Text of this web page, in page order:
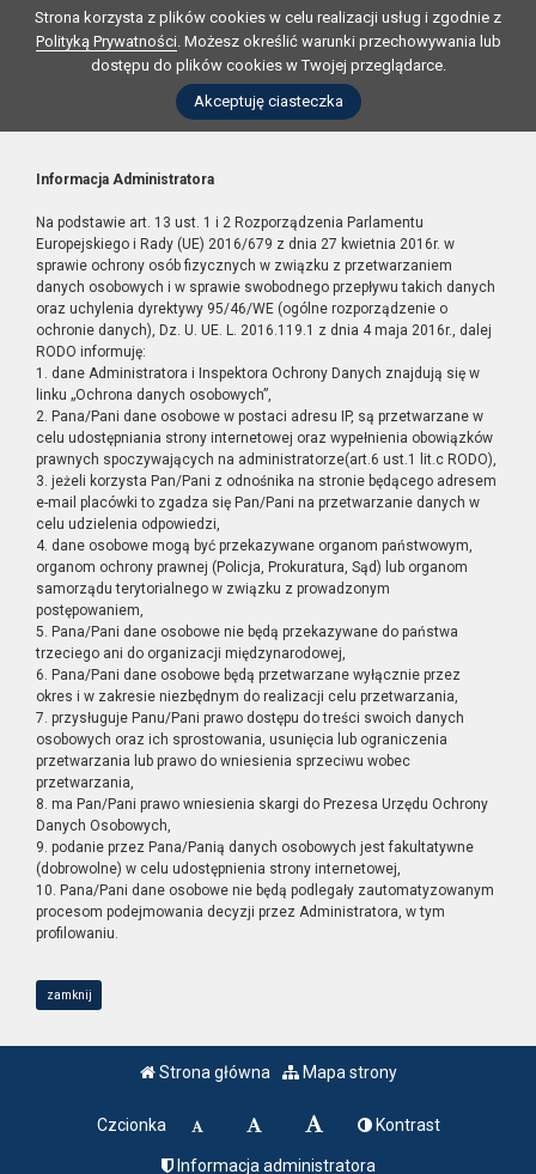
Strona korzysta z plików cookies w celu realizacji usług i zgodnie z
Polityką Prywatności. Możesz określić warunki przechowywania lub
dostępu do plików cookies w Twojej przeglądarce.
Akceptuję ciasteczka
Informacja Administratora
Na podstawie art. 13 ust. 1 i 2 Rozporządzenia Parlamentu
Europejskiego i Rady (UE) 2016/679 z dnia 27 kwietnia 2016r. w
sprawie ochrony osób fizycznych w związku z przetwarzaniem
danych osobowych i w sprawie swobodnego przepływu takich danych
oraz uchylenia dyrektywy 95/46/WE (ogólne rozporządzenie o
ochronie danych), Dz. U. UE. L. 2016.119.1 z dnia 4 maja 2016r., dalej
RODO informuję:
1. dane Administratora i Inspektora Ochrony Danych znajdują się w
linku „Ochrona danych osobowych”,
2. Pana/Pani dane osobowe w postaci adresu IP, są przetwarzane w
celu udostępniania strony internetowej oraz wypełnienia obowiązków
prawnych spoczywających na administratorze(art.6 ust.1 lit.c RODO),
3. jeżeli korzysta Pan/Pani z odnośnika na stronie będącego adresem
e-mail placówki to zgadza się Pan/Pani na przetwarzanie danych w
celu udzielenia odpowiedzi,
4. dane osobowe mogą być przekazywane organom państwowym,
organom ochrony prawnej (Policja, Prokuratura, Sąd) lub organom
samorządu terytorialnego w związku z prowadzonym
postępowaniem,
5. Pana/Pani dane osobowe nie będą przekazywane do państwa
trzeciego ani do organizacji międzynarodowej,
6. Pana/Pani dane osobowe będą przetwarzane wyłącznie przez
okres i w zakresie niezbędnym do realizacji celu przetwarzania,
7. przysługuje Panu/Pani prawo dostępu do treści swoich danych
osobowych oraz ich sprostowania, usunięcia lub ograniczenia
przetwarzania lub prawo do wniesienia sprzeciwu wobec
przetwarzania,
8. ma Pan/Pani prawo wniesienia skargi do Prezesa Urzędu Ochrony
Danych Osobowych,
9. podanie przez Pana/Panią danych osobowych jest fakultatywne
(dobrowolne) w celu udostępnienia strony internetowej,
10. Pana/Pani dane osobowe nie będą podlegały zautomatyzowanym
procesom podejmowania decyzji przez Administratora, w tym
profilowaniu.
zamknij
Strona główna Mapa strony
Czcionka Kontrast
Informacja administratora